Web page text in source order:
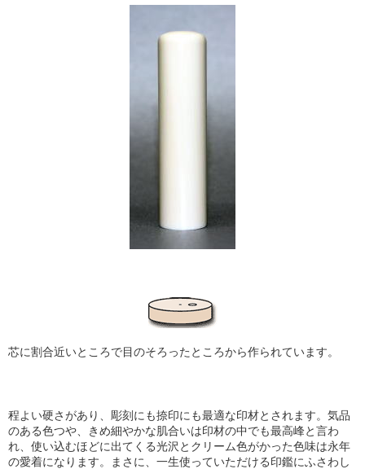
芯に割合近いところで目のそろったところから作られています。
程よい硬さがあり、彫刻にも捺印にも最適な印材とされます。気品
のある色つや、きめ細やかな肌合いは印材の中でも最高峰と言わ
れ、使い込むほどに出てくる光沢とクリーム色がかった色味は永年
の愛着になります。まさに、一生使っていただける印鑑にふさわし